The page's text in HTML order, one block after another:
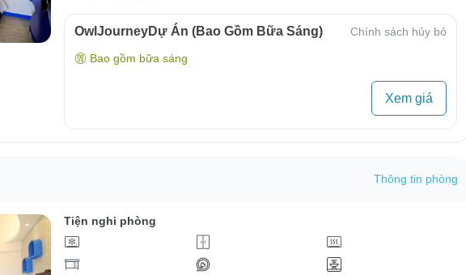
OwlJourneyDự Án (Bao Gồm Bữa Sáng) Chính sách hủy bỏ
Bao gồm bữa sáng
Xem giá
Thông tin phòng
Tiện nghi phòng